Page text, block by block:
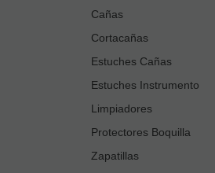
Cañas
Cortacañas
Estuches Cañas
Estuches Instrumento
Limpiadores
Protectores Boquilla
Zapatillas